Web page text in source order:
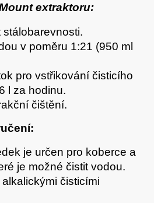
extraktoru:
v poměru 1:21 (950 ml
pro vstřikování čisticího
l za hodinu.
čištění.
je určen pro koberce a
je možné čistit vodou.
čisticími